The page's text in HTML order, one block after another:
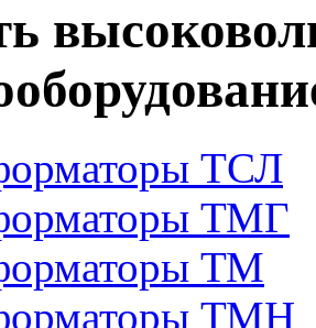
ТСЛ
ТМГ
ТМ
ТМН